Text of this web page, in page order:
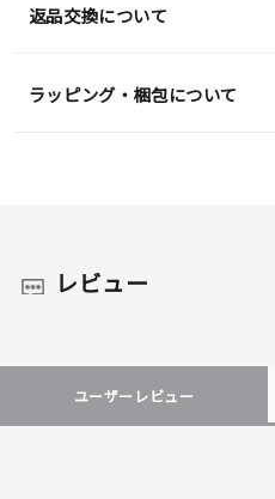
返品交換について
ラッピング・梱包について
レビュー
ユーザーレビュー